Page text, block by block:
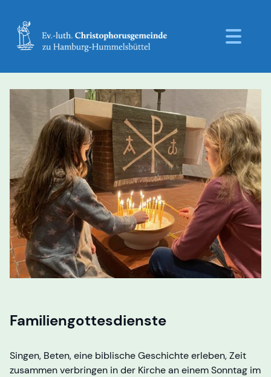
Familiengottesdienste
Singen, Beten, eine biblische Geschichte erleben, Zeit
zusammen verbringen in der Kirche an einem Sonntag im